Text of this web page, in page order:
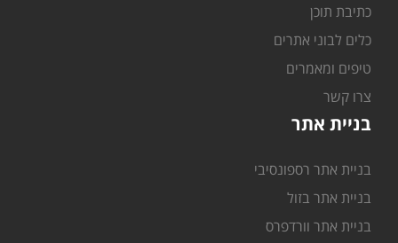
כתיבת תוכן
כלים לבוני אתרים
טיפים ומאמרים
צרו קשר
בניית אתר
בניית אתר רספונסיבי
בניית אתר בזול
בניית אתר וורדפרס